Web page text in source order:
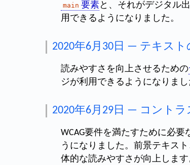
main 要素と、それがデジタル
用できるようになりました。
2020年6月30日 — テキスト
読みやすさを向上させるための
ジが利用できるようになりまし
2020年6月29日 — コントラ
WCAG要件を満たすために必要
うになりました。前景テキス
体的な読みやすさが向上します